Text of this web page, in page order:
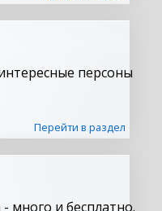
персоны
Перейти в раздел
много и бесплатно.